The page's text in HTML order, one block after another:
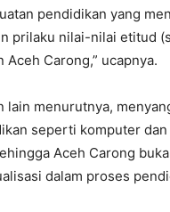
pendidikan yang
prilaku nilai-nilai etitud
Aceh Carong,” ucapnya.
lain menurutnya,
seperti komputer
Aceh Carong
dalam proses